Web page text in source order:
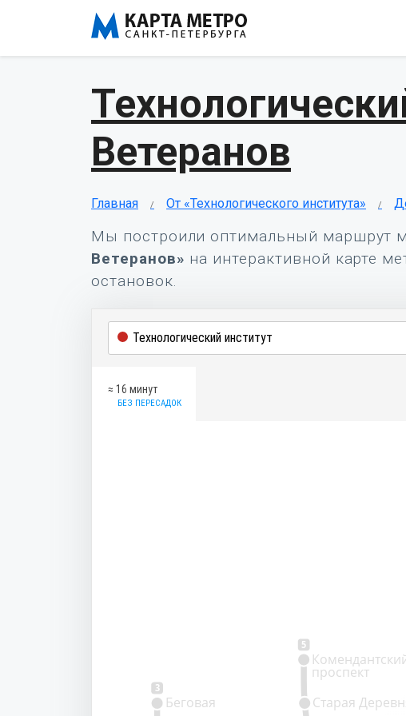
Ветеранов
Главная От «Технологического института»
Мы построили оптимальный маршрут
Ветеранов» на интерактивной карте
остановок.
≈ 16 минут
БЕЗ ПЕРЕСАДОК
3
5
Старая
проспект
Беговая